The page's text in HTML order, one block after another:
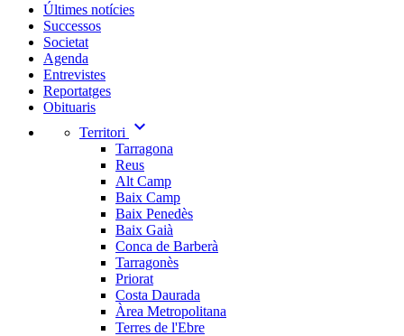
Últimes notícies
Successos
Societat
Agenda
Entrevistes
Reportatges
Obituaris
Territori
expand_more
Tarragona
Reus
Alt Camp
Baix Camp
Baix Penedès
Baix Gaià
Conca de Barberà
Tarragonès
Priorat
Costa Daurada
Àrea Metropolitana
Terres de l'Ebre